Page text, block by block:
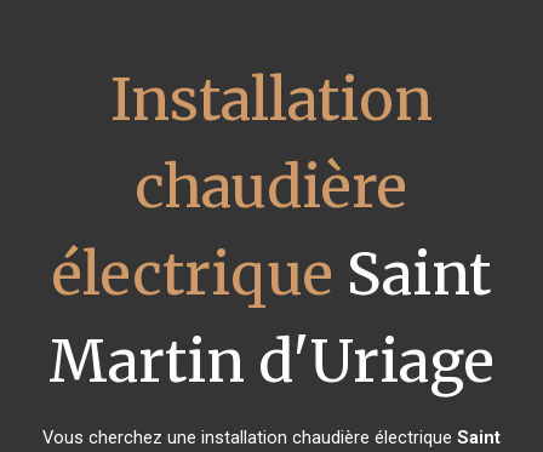
Installation
chaudière
électrique Saint
Martin d'Uriage
Vous cherchez une installation chaudière électrique Saint